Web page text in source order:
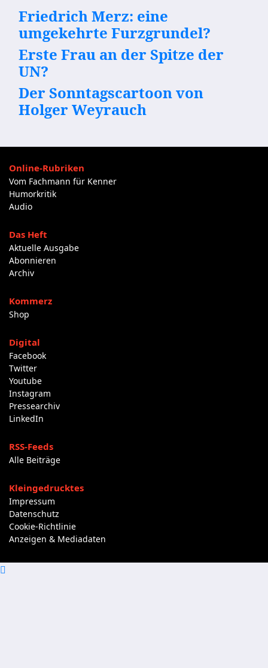
Friedrich Merz: eine
umgekehrte Furzgrundel?
Erste Frau an der Spitze der
UN?
Der Sonntagscartoon von
Holger Weyrauch
Online-Rubriken
Vom Fachmann für Kenner
Humorkritik
Audio
Das Heft
Aktuelle Ausgabe
Abonnieren
Archiv
Kommerz
Shop
Digital
Facebook
Twitter
Youtube
Instagram
Pressearchiv
LinkedIn
RSS-Feeds
Alle Beiträge
Kleingedrucktes
Impressum
Datenschutz
Cookie-Richtlinie
Anzeigen & Mediadaten